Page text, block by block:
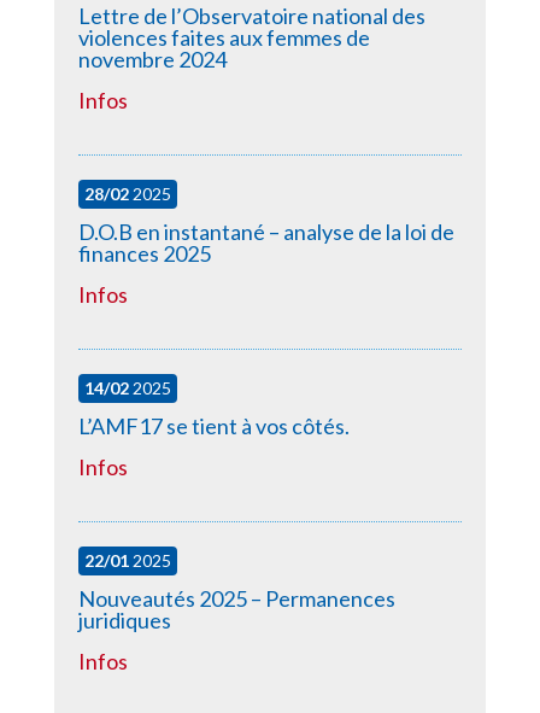
Lettre de l’Observatoire national des
violences faites aux femmes de
novembre 2024
Infos
28/022025
D.O.B en instantané – analyse de la loi de
finances 2025
Infos
14/022025
L’AMF17 se tient à vos côtés.
Infos
22/012025
Nouveautés 2025 – Permanences
juridiques
Infos